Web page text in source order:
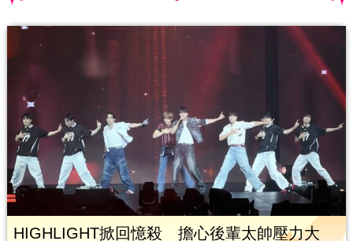
HIGHLIGHT掀回憶殺 擔心後輩太帥壓力大